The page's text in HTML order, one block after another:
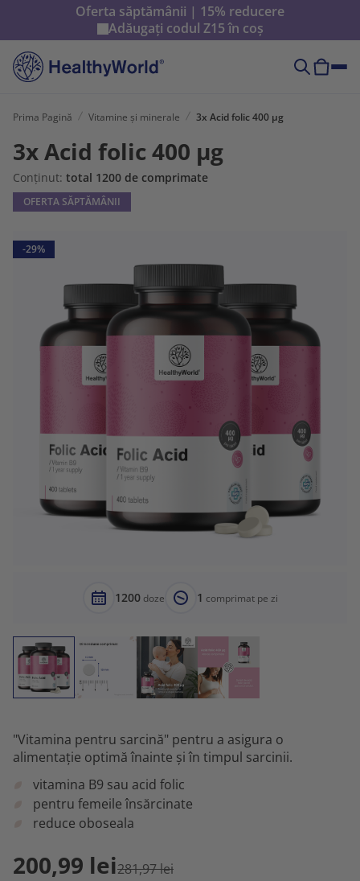
Oferta săptămânii | 15% reducere
Adăugați codul Z15în coș
Prima Pagină Vitamine și minerale 3x Acid folic 400 µg
3x Acid folic 400 µg
Conținut: total 1200 de comprimate
OFERTA SĂPTĂMÂNII
-29%
1200doze 1 comprimat pe zi
"Vitamina pentru sarcină" pentru a asigura o
alimentație optimă înainte și în timpul sarcinii.
vitamina B9 sau acid folic
pentru femeile însărcinate
reduce oboseala
200,99 lei281,97 lei